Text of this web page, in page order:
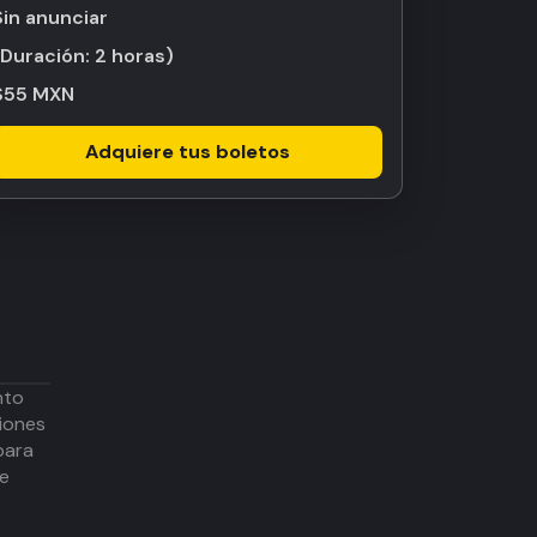
Sin anunciar
2 horas)
MXN
Adquiere tus boletos